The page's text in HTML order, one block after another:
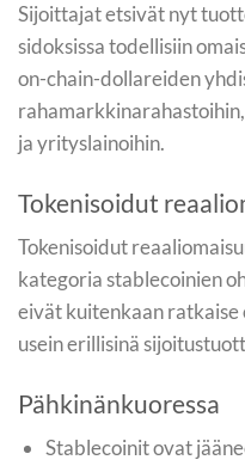
Sijoittajat etsivät nyt
sidoksissa todellisiin
on-chain-dollareiden
ja yrityslainoihin.
Tokenisoidut
Tokenisoidut
kategoria stablecoinien
eivät kuitenkaan ratkaise
usein erillisinä
Pähkinänkuoressa
Stablecoinit ovat